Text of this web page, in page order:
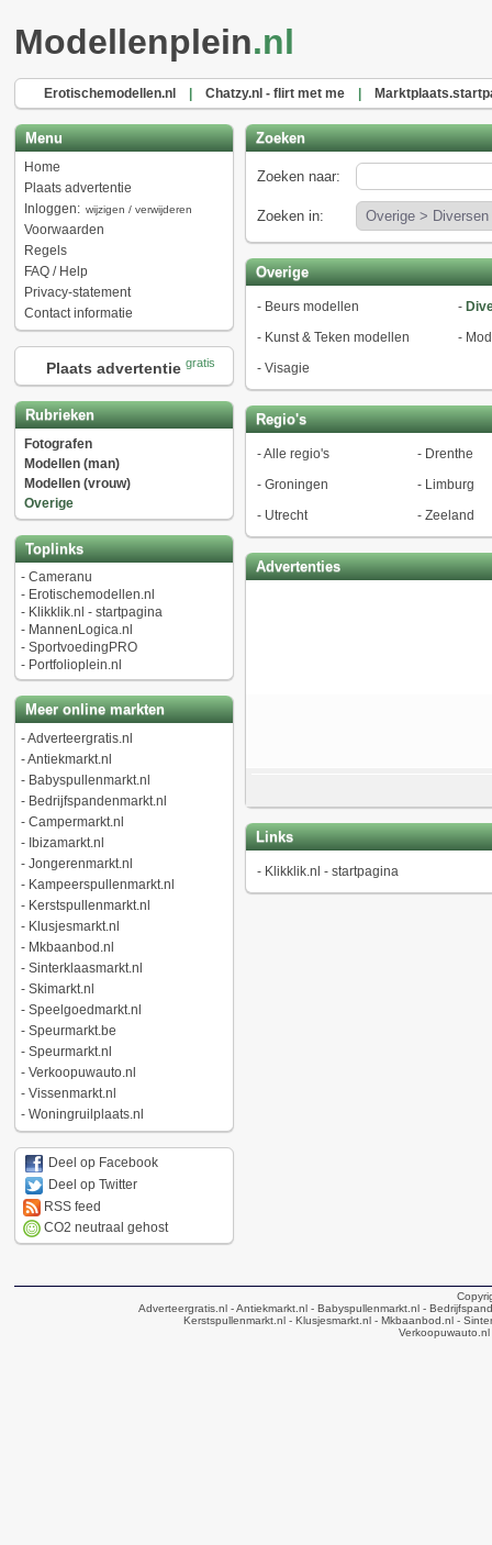
Modellenplein.nl
Erotischemodellen.nl Chatzy.nl - flirt met me
Menu
Home
Plaats advertentie
Inloggen: wijzigen / verwijderen
Voorwaarden
Regels
FAQ / Help
Privacy-statement
Contact informatie
Plaats advertentie gratis
Rubrieken
Fotografen
Modellen (man)
Modellen (vrouw)
Overige
Toplinks
- Cameranu
- Erotischemodellen.nl
- Klikklik.nl - startpagina
- MannenLogica.nl
- SportvoedingPRO
- Portfolioplein.nl
Meer online markten
-Adverteergratis.nl
-Antiekmarkt.nl
- Babyspullenmarkt.nl
- Bedrijfspandenmarkt.nl
- Campermarkt.nl
- Ibizamarkt.nl
- Jongerenmarkt.nl
- Kampeerspullenmarkt.nl
- Kerstspullenmarkt.nl
- Klusjesmarkt.nl
- Mkbaanbod.nl
- Sinterklaasmarkt.nl
- Skimarkt.nl
- Speelgoedmarkt.nl
- Speurmarkt.be
- Speurmarkt.nl
- Verkoopuwauto.nl
- Vissenmarkt.nl
- Woningruilplaats.nl
Deel op Facebook
Deel op Twitter
RSS feed
CO2 neutraal gehost
Zoeken
Zoeken naar:
Zoeken in:
Overige
- Beurs modellen -
- Kunst & Teken modellen -
- Visagie
Regio's
-Alle regio's - Drenthe
- Groningen - Limburg
- Utrecht - Zeeland
Advertenties
Links
- Klikklik.nl - startpagina
Adverteergratis.nl - Antiekmarkt.nl - Babyspullenmarkt.nl -
Kerstspullenmarkt.nl- Klusjesmarkt.nl- Mkbaanbod.nl-
Verkoopuwauto.nl